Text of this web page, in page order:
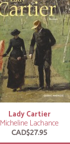
Lady Cartier
Micheline Lachance
CAD$27.95